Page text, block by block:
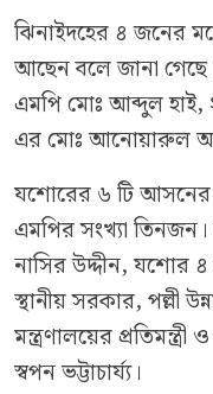
ঝিনাইদহের ৪ জনের
আছেন বলে জানা
এমপি মোঃ আব্দুল হাই,
এর মোঃ আনোয়ারুল
যশোরের ৬ টি আসনের
এমপির সংখ্যা
নাসির উদ্দীন, যশোর
স্থানীয় সরকার,
মন্ত্রণালয়ের
স্বপন ভট্টাচার্য্য।